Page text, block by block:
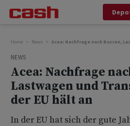
Home News Acea: Nachfrage nach Bussen,
NEWS
Acea: Nachfrage
Lastwagen und
der EU hält an
In der EU hat sich der gute